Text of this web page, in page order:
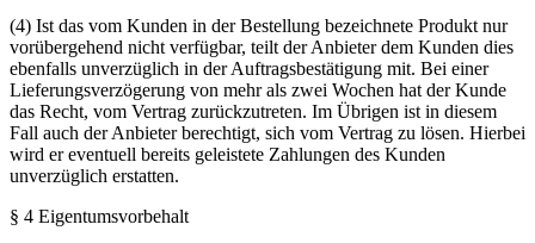
(4) Ist das vom Kunden in der Bestellung bezeichnete Produkt nur
vorübergehend nicht verfügbar, teilt der Anbieter dem Kunden dies
ebenfalls unverzüglich in der Auftragsbestätigung mit. Bei einer
Lieferungsverzögerung von mehr als zwei Wochen hat der Kunde
das Recht, vom Vertrag zurückzutreten. Im Übrigen ist in diesem
Fall auch der Anbieter berechtigt, sich vom Vertrag zu lösen. Hierbei
wird er eventuell bereits geleistete Zahlungen des Kunden
unverzüglich erstatten.
§ 4 Eigentumsvorbehalt